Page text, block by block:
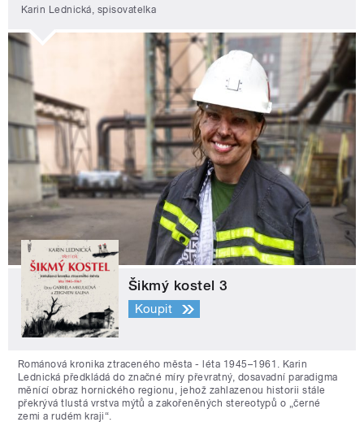
Karin Lednická, spisovatelka
Šikmý kostel 3
Koupit
Románová kronika ztraceného města - léta 1945–1961. Karin
Lednická předkládá do značné míry převratný, dosavadní paradigma
měnící obraz hornického regionu, jehož zahlazenou historii stále
překrývá tlustá vrstva mýtů a zakořeněných stereotypů o „černé
zemi a rudém kraji“.